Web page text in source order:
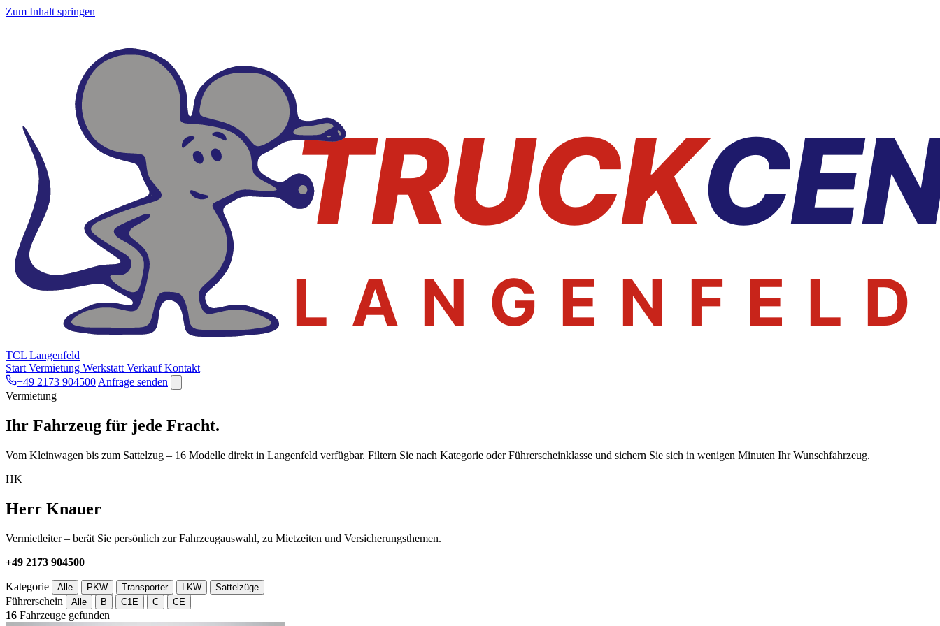
Zum Inhalt springen
TCL Langenfeld
Start Vermietung Werkstatt VerkaufKontakt
+49 2173 904500 Anfrage senden
Vermietung
Ihr Fahrzeug für jede Fracht.
Vom Kleinwagen bis zum Sattelzug – 16 Modelle direkt in Langenfeld verfügbar. Filtern Sie nach Kategorie oder Führerscheinklasse und sichern Sie sich in wenigen Minuten Ihr Wunschfahrzeug.
HK
Herr Knauer
Vermietleiter – berät Sie persönlich zur Fahrzeugauswahl, zu Mietzeiten und Versicherungsthemen.
+49 2173 904500
Kategorie Alle PKW Transporter LKW Sattelzüge
Führerschein Alle B C1E C CE
16 Fahrzeuge gefunden